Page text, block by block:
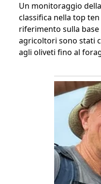
Un monitoraggio
classifica nella top
riferimento sulla base
agricoltori sono stati
agli oliveti fino al